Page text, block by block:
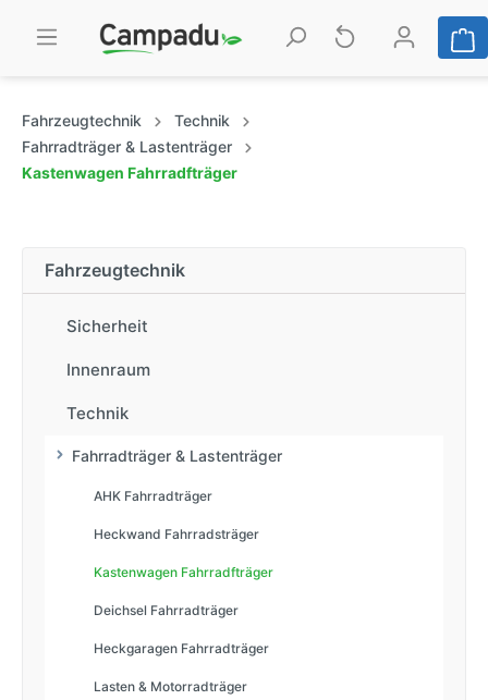
Fahrzeugtechnik
Technik
Fahrradträger & Lastenträger
Kastenwagen Fahrradfträger
Fahrzeugtechnik
Sicherheit
Innenraum
Technik
Fahrradträger & Lastenträger
AHK Fahrradträger
Heckwand Fahrradsträger
Kastenwagen Fahrradfträger
Deichsel Fahrradträger
Heckgaragen Fahrradträger
Lasten & Motorradträger